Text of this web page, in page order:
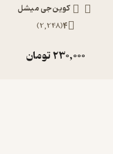
کوین جی میشل
4
(
2,248
)
230,000تومان